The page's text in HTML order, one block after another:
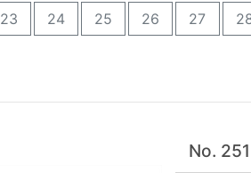
23 24 25 26 27
No. 251